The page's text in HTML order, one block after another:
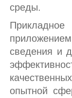
среды.
Прикладное
сведения и
опытной